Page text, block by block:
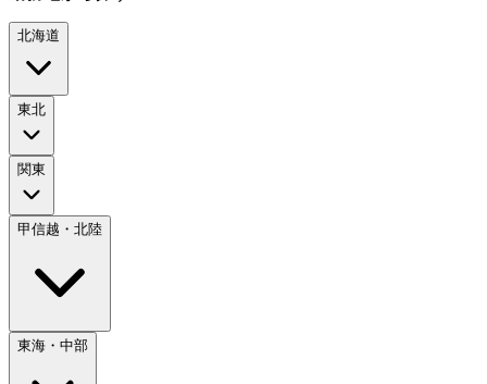
北海道
東北
関東
甲信越・北陸
東海・中部